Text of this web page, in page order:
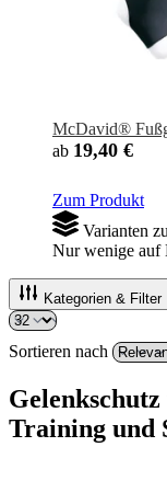
McDavid®
ab 19,40 €
Zum Produkt
Varianten
Nur wenige auf
Kategorien & Filter
Sortieren nach
Training und